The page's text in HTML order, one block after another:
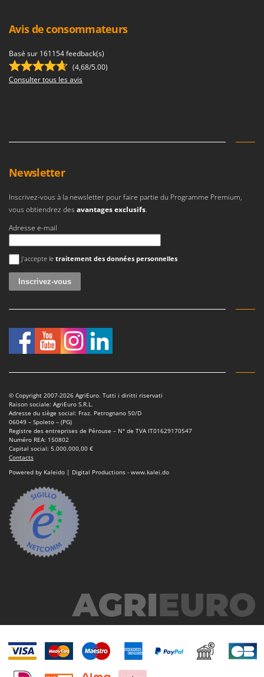
Tenco
Tineco
Titania
Tornado
Unger
V
Vesco
Volpi
W
Waldner
Weber
WIDU
Wortex
Worx
Y Yard Force
Z
Zanon
Zephir
ZGrills
Zodiac
Zomax
Avis de consommateurs
Basé sur 161154 feedback(s)
(4,68/5.00)
Consulter tous les avis
Newsletter
Inscrivez-vous à la newsletter pour faire partie du Programme Premium,
vous obtiendrez des avantages exclusifs.
Adresse e-mail
Une erreur est survenue
J'accepte le traitement des données personnelles
© Copyright 2007-2026 AgriEuro. Tutti i diritti riservati
Raison sociale: AgriEuro S.R.L.
Adresse du siège social: Fraz. Petrognano 50/D
06049 – Spoleto – (PG)
Registre des entreprises de Pérouse – N° de TVA IT01629170547
Numéro REA: 150802
Capital social: 5.000.000,00 €
Contacts
Powered by Kaleido | Digital Productions - www.kalei.do